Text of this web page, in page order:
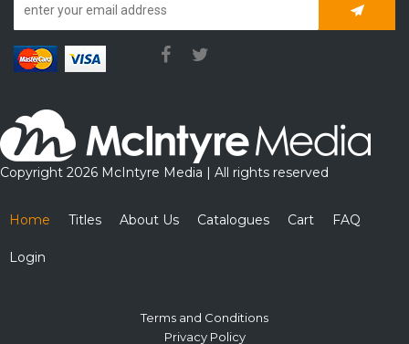
Copyright 2026 McIntyre Media | All rights reserved
Home Titles About Us Catalogues Cart FAQ
Login
Terms and Conditions
Privacy Policy